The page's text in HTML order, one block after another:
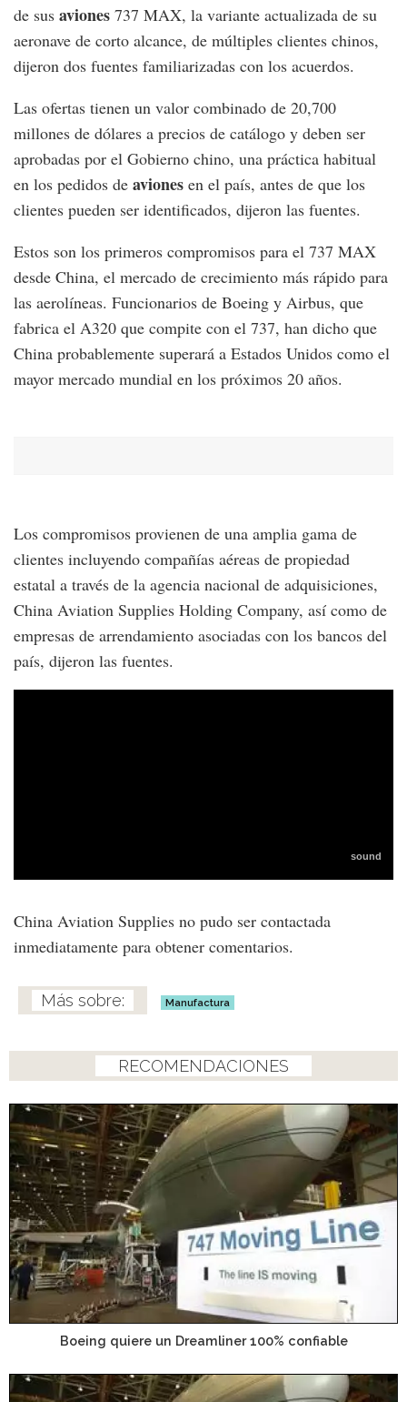
de sus aviones 737 MAX, la variante actualizada de su
aeronave de corto alcance, de múltiples clientes chinos,
dijeron dos fuentes familiarizadas con los acuerdos.
Las ofertas tienen un valor combinado de 20,700
millones de dólares a precios de catálogo y deben ser
aprobadas por el Gobierno chino, una práctica habitual
en los pedidos de aviones en el país, antes de que los
clientes pueden ser identificados, dijeron las fuentes.
Estos son los primeros compromisos para el 737 MAX
desde China, el mercado de crecimiento más rápido para
las aerolíneas. Funcionarios de Boeing y Airbus, que
fabrica el A320 que compite con el 737, han dicho que
China probablemente superará a Estados Unidos como el
mayor mercado mundial en los próximos 20 años.
Los compromisos provienen de una amplia gama de
clientes incluyendo compañías aéreas de propiedad
estatal a través de la agencia nacional de adquisiciones,
China Aviation Supplies Holding Company, así como de
empresas de arrendamiento asociadas con los bancos del
país, dijeron las fuentes.
China Aviation Supplies no pudo ser contactada
inmediatamente para obtener comentarios.
Manufactura
RECOMENDACIONES
Boeing quiere un Dreamliner 100% confiable